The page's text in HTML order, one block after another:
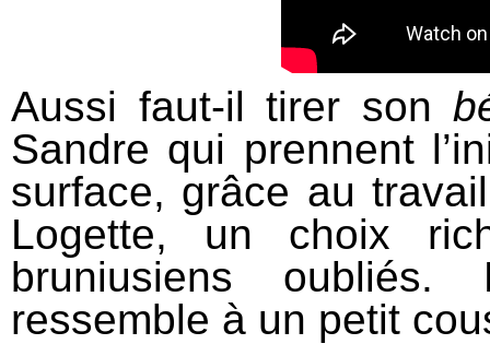
Aussi faut-il tirer son
Sandre qui prennent
surface, grâce au
Logette, un choix
bruniusiens
ressemble à un petit